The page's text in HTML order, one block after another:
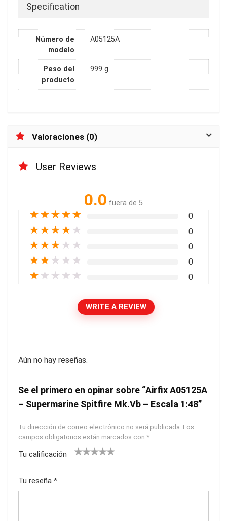
Specification
Número de
modelo
A05125A
Peso del
producto
999 g
Valoraciones (0)
User Reviews
0.0 fuera de 5
★★★★★ 0
★★★★ ★ 0
★★★ ★ ★ 0
★★ ★ ★ ★ 0
★ ★ ★ ★ ★ 0
WRITE A REVIEW
Aún no hay reseñas.
Se el primero en opinar sobre “Airfix A05125A
– Supermarine Spitfire Mk.Vb – Escala 1:48”
Tu dirección de correo electrónico no será publicada. Los
campos obligatorios están marcados con *
Tu calificación
Tu reseña *